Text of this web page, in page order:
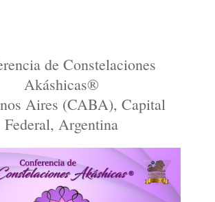
de Constelaciones
Akáshicas®
Aires (CABA), Capital
Federal, Argentina